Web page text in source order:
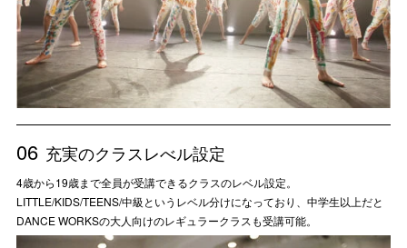
06 充実のクラスレべル設定
4歳から19歳まで全員が受講できるクラスのレベル設定。
LITTLE/KIDS/TEENS/中級というレベル分けになっており、中学生以上だと
DANCE WORKSの大人向けのレギュラークラスも受講可能。